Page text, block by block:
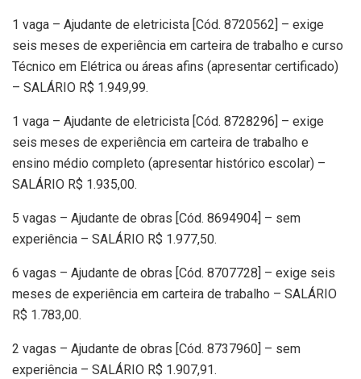
1 vaga – Ajudante de eletricista [Cód. 8720562] – exige
seis meses de experiência em carteira de trabalho e curso
Técnico em Elétrica ou áreas afins (apresentar certificado)
– SALÁRIO R$ 1.949,99.
1 vaga – Ajudante de eletricista [Cód. 8728296] – exige
seis meses de experiência em carteira de trabalho e
ensino médio completo (apresentar histórico escolar) –
SALÁRIO R$ 1.935,00.
5 vagas – Ajudante de obras [Cód. 8694904] – sem
experiência – SALÁRIO R$ 1.977,50.
6 vagas – Ajudante de obras [Cód. 8707728] – exige seis
meses de experiência em carteira de trabalho – SALÁRIO
R$ 1.783,00.
2 vagas – Ajudante de obras [Cód. 8737960] – sem
experiência – SALÁRIO R$ 1.907,91.